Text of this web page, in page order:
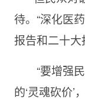
待。“深化医
报告和二十大
“要增强
的‘灵魂砍价